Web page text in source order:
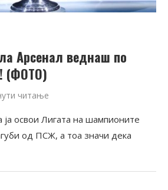
Арсенал веднаш по
(ФОТО)
читање
ја освои Лигата на шампионите
од ПСЖ, а тоа значи дека